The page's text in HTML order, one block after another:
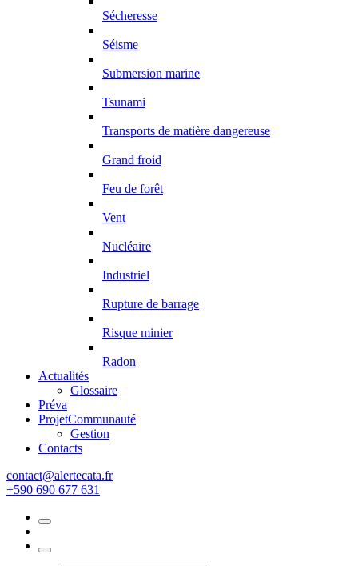
Sécheresse
Séisme
Submersion marine
Tsunami
Transports de matière dangereuse
Grand froid
Feu de forêt
Vent
Nucléaire
Industriel
Rupture de barrage
Risque minier
Radon
Actualités
Glossaire
Préva
ProjetCommunauté
Gestion
Contacts
rf.atacetrela@tcatnoc
+590 690 677 631